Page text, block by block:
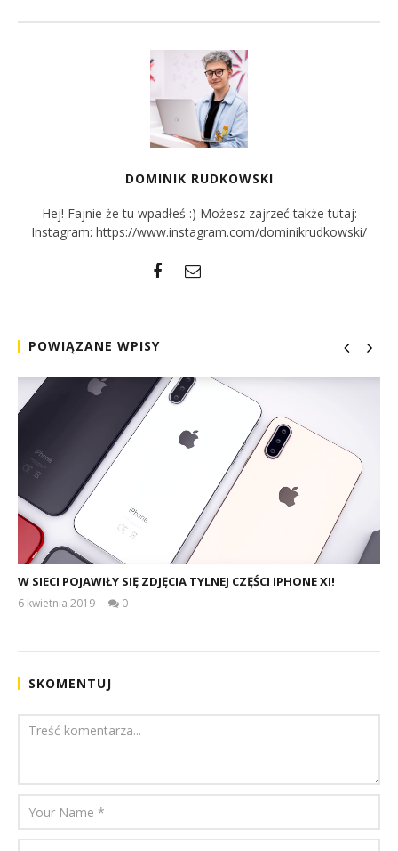
DOMINIK RUDKOWSKI
Hej! Fajnie że tu wpadłeś :) Możesz zajrzeć także tutaj:
Instagram: https://www.instagram.com/dominikrudkowski/
POWIĄZANE WPISY
W SIECI POJAWIŁY SIĘ ZDJĘCIA TYLNEJ CZĘŚCI IPHONE XI!
6 kwietnia 2019
0
SKOMENTUJ